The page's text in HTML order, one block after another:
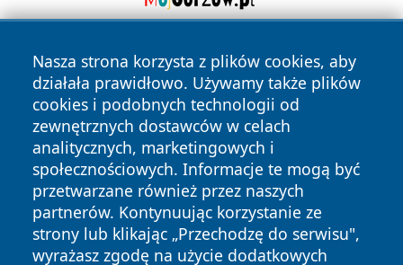
Nasza strona korzysta z plików cookies, aby
działała prawidłowo. Używamy także plików
cookies i podobnych technologii od
zewnętrznych dostawców w celach
analitycznych, marketingowych i
społecznościowych. Informacje te mogą być
przetwarzane również przez naszych
partnerów. Kontynuując korzystanie ze
strony lub klikając „Przechodzę do serwisu",
wyrażasz zgodę na użycie dodatkowych
Copyright © 2026 przemyslonline.pl Wszystkie prawa
zastrzeżone.
News Autorzy
Polityka
Polityka